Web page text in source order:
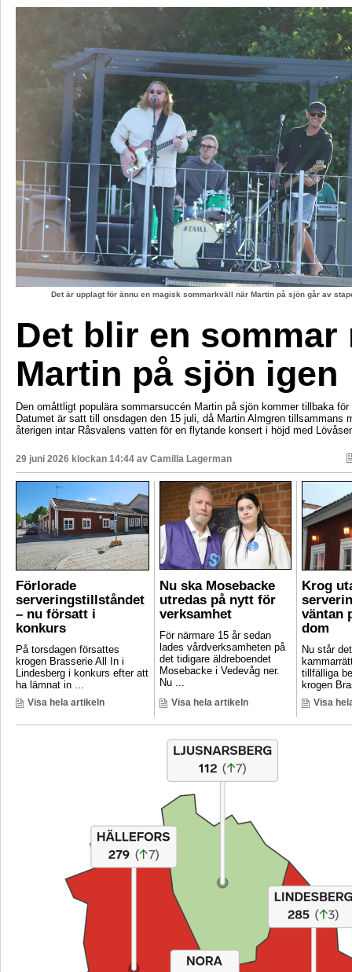
Det är upplagt för ännu en magisk sommarkväll när Martin på sjön går av
Det blir en sommar
Martin på sjön igen
Den omåttligt populära sommarsuccén Martin på sjön kommer tillbaka
Datumet är satt till onsdagen den 15 juli, då Martin Almgren tillsammans
återigen intar Råsvalens vatten för en flytande konsert i höjd med
29 juni 2026 klockan 14:44 av Camilla Lagerman
Förlorade
serveringstillståndet
– nu försatt i
konkurs
På torsdagen försattes
krogen Brasserie All In i
Lindesberg i konkurs efter att
ha lämnat in ...
Visa hela artikeln
Nu ska Mosebacke
utredas på nytt för
verksamhet
För närmare 15 år sedan
lades vårdverksamheten på
det tidigare äldreboendet
Mosebacke i Vedevåg ner.
Nu ...
Visa hela artikeln
Krog
väntan
dom
Nu står
tillfälliga
krogen
Visa